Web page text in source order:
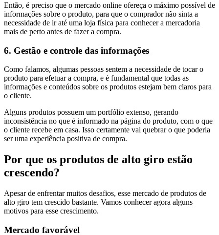
Então, é preciso que o mercado online ofereça o máximo possível de
informações sobre o produto, para que o comprador não sinta a
necessidade de ir até uma loja física para conhecer a mercadoria
mais de perto antes de fazer a compra.
6. Gestão e controle das informações
Como falamos, algumas pessoas sentem a necessidade de tocar o
produto para efetuar a compra, e é fundamental que todas as
informações e conteúdos sobre os produtos estejam bem claros para
o cliente.
Alguns produtos possuem um portfólio extenso, gerando
inconsistência no que é informado na página do produto, com o que
o cliente recebe em casa. Isso certamente vai quebrar o que poderia
ser uma experiência positiva de compra.
Por que os produtos de alto giro estão
crescendo?
Apesar de enfrentar muitos desafios, esse mercado de produtos de
alto giro tem crescido bastante. Vamos conhecer agora alguns
motivos para esse crescimento.
Mercado favorável